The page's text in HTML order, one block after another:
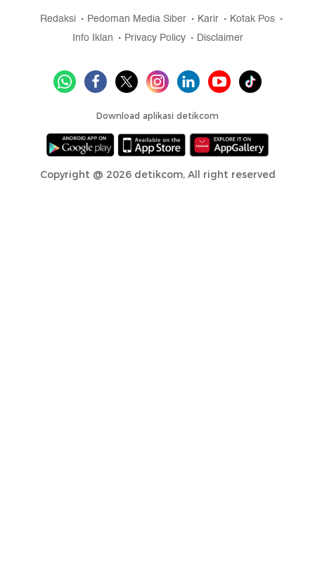
Redaksi Pedoman Media Siber Karir
Kotak Pos
Info Iklan
Privacy Policy Disclaimer
Download aplikasi detikcom
Copyright @ 2026 detikcom, All right reserved